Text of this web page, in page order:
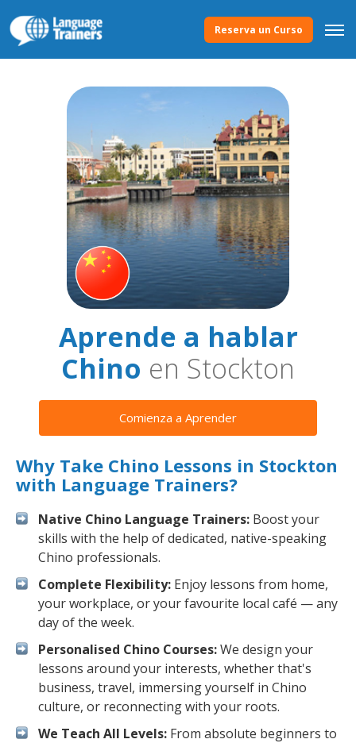
Reserva un Curso
Aprende a hablar
Chino en Stockton
Comienza a Aprender
Why Take Chino Lessons in Stockton
with Language Trainers?
Native Chino Language Trainers: Boost your
skills with the help of dedicated, native-speaking
Chino professionals.
Complete Flexibility: Enjoy lessons from home,
your workplace, or your favourite local café — any
day of the week.
Personalised Chino Courses:We design your
lessons around your interests, whether that's
business, travel, immersing yourself in Chino
culture, or reconnecting with your roots.
We Teach All Levels: From absolute beginners to